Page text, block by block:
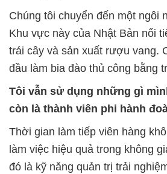
Chúng tôi chuyển đến một ngôi
Khu vực này của Nhật Bản nổi
trái cây và sản xuất rượu vang.
đầu làm bia đào thủ công bằng
Tôi vẫn sử dụng những gì
còn là thành viên phi hành
Thời gian làm tiếp viên hàng
làm việc hiệu quả trong không
đó là kỹ năng quản trị trải